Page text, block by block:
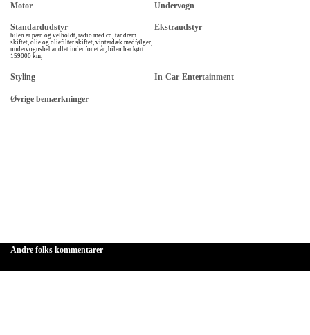
Motor Undervogn
Standardudstyr
bilen er pæn og velholdt, radio med cd, tandrem
skiftet, olie og oliefilter skiftet, vinterdæk medfølger,
undervognsbehandlet indenfor et år, bilen har kørt
159000 km,
Ekstraudstyr
Styling In-Car-Entertainment
Øvrige bemærkninger
Andre folks kommentarer